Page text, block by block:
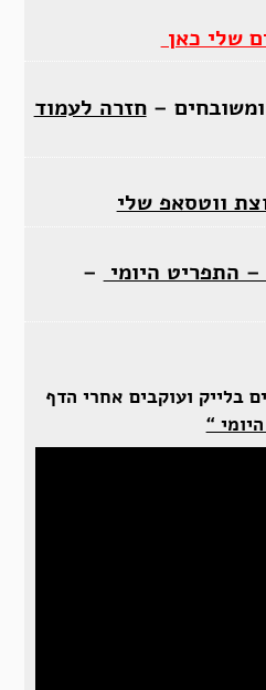
שלי כאן
–חזרה לעמוד
ווטסאפ שלי
התפריט היומי –
בלייק ועוקבים אחרי הדף
“